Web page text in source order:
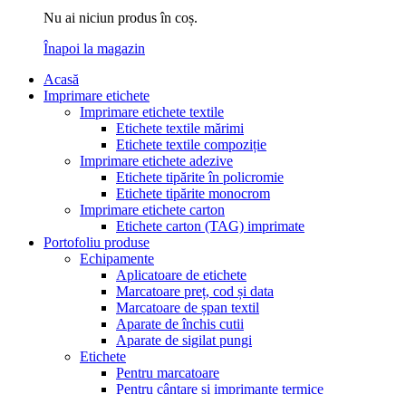
Nu ai niciun produs în coș.
Înapoi la magazin
Acasă
Imprimare etichete
Imprimare etichete textile
Etichete textile mărimi
Etichete textile compoziție
Imprimare etichete adezive
Etichete tipărite în policromie
Etichete tipărite monocrom
Imprimare etichete carton
Etichete carton (TAG) imprimate
Portofoliu produse
Echipamente
Aplicatoare de etichete
Marcatoare preț, cod și data
Marcatoare de șpan textil
Aparate de închis cutii
Aparate de sigilat pungi
Etichete
Pentru marcatoare
Pentru cântare și imprimante termice